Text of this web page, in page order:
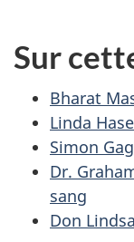
Sur
Bharat
Linda
Simon
Dr.
sang
Don